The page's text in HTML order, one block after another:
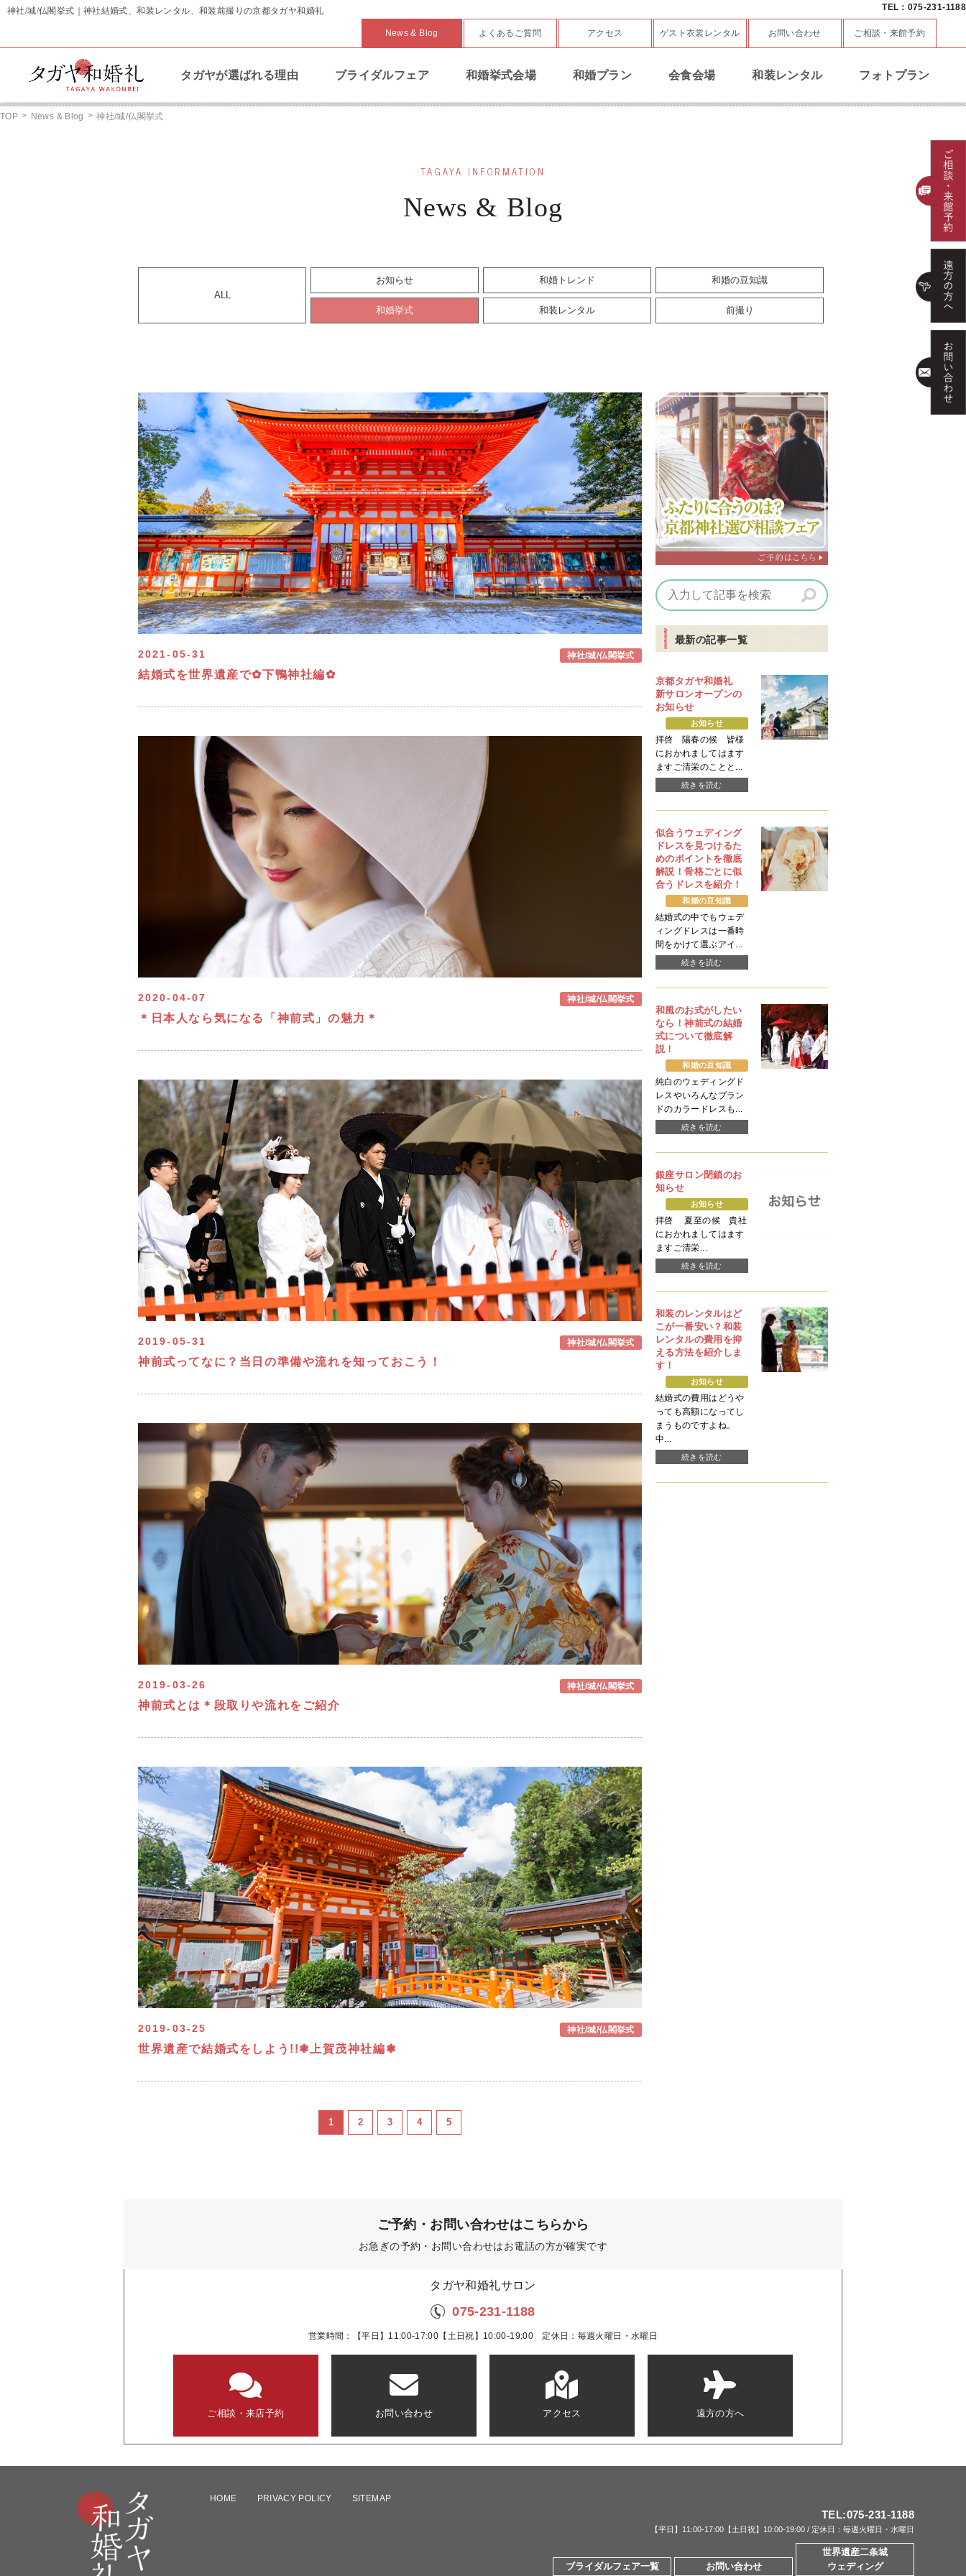
神社/城/仏閣挙式｜神社結婚式、和装レンタル、和装前撮りの京都タガヤ和婚礼 TEL：075-231-1188
News & Blog よくあるご質問 アクセス ゲスト衣裳レンタル お問い合わせ ご相談・来館予約
タガヤが選ばれる理由 ブライダルフェア 和婚挙式会場 和婚プラン 会食会場 和装レンタル フォトプラン
TOP > News & Blog > 神社/城/仏閣挙式
TAGAYA INFORMATION
News & Blog
ALL
お知らせ 和婚トレンド 和婚の豆知識
和婚挙式 和装レンタル 前撮り
2021-05-31 神社/城/仏閣挙式
結婚式を世界遺産で✿下鴨神社編✿
2020-04-07 神社/城/仏閣挙式
＊日本人なら気になる「神前式」の魅力＊
2019-05-31 神社/城/仏閣挙式
神前式ってなに？当日の準備や流れを知っておこう！
2019-03-26 神社/城/仏閣挙式
神前式とは＊段取りや流れをご紹介
2019-03-25 神社/城/仏閣挙式
世界遺産で結婚式をしよう!!❃上賀茂神社編❃
1 2 3 4 5
最新の記事一覧
京都タガヤ和婚礼
新サロンオープンの
お知らせ
お知らせ
拝啓 陽春の候 皆様
におかれましてはます
ますご清栄のことと...
続きを読む
似合うウェディング
ドレスを見つけるた
めのポイントを徹底
解説！骨格ごとに似
合うドレスを紹介！
和婚の豆知識
結婚式の中でもウェデ
ィングドレスは一番時
間をかけて選ぶアイ...
続きを読む
和風のお式がしたい
なら！神前式の結婚
式について徹底解
説！
和婚の豆知識
純白のウェディングド
レスやいろんなブラン
ドのカラードレスも...
続きを読む
銀座サロン閉鎖のお
知らせ
お知らせ
拝啓 夏至の候 貴社
におかれましてはます
ますご清栄...
続きを読む
和装のレンタルはど
こが一番安い？和装
レンタルの費用を抑
える方法を紹介しま
す！
お知らせ
結婚式の費用はどうや
っても高額になってし
まうものですよね。
中...
続きを読む
ご予約・お問い合わせはこちらから
お急ぎの予約・お問い合わせはお電話の方が確実です
タガヤ和婚礼サロン
075-231-1188
営業時間：【平日】11:00-17:00【土日祝】10:00-19:00 定休日：毎週火曜日・水曜日
ご相談・来店予約 お問い合わせ アクセス 遠方の方へ
HOME PRIVACY POLICY SITEMAP
TEL:075-231-1188
【平日】11:00-17:00【土日祝】10:00-19:00 / 定休日：毎週火曜日・水曜日
ブライダルフェア一覧 お問い合わせ
世界遺産二条城
ウェディング